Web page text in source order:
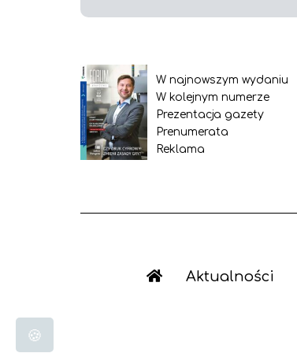
W najnowszym wydaniu
W kolejnym numerze
Prezentacja gazety
Prenumerata
Reklama
Aktualności
🍪